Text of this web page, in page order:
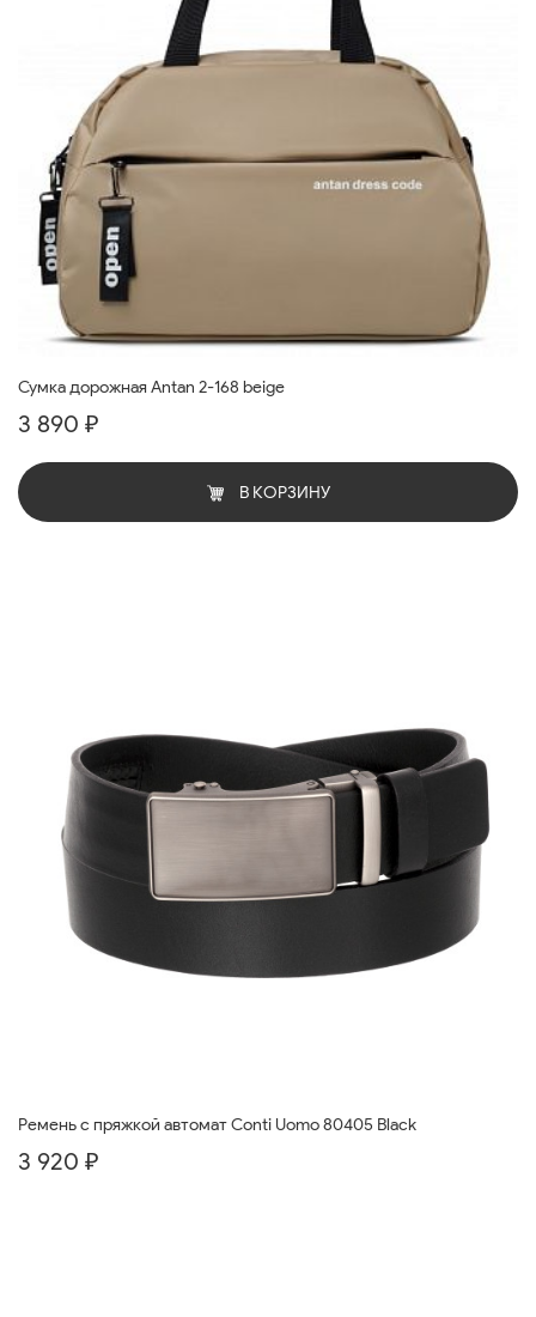
Сумка дорожная Antan 2-168 beige
3 890 ₽
В КОРЗИНУ
Ремень с пряжкой автомат Conti Uomo 80405 Black
3 920 ₽